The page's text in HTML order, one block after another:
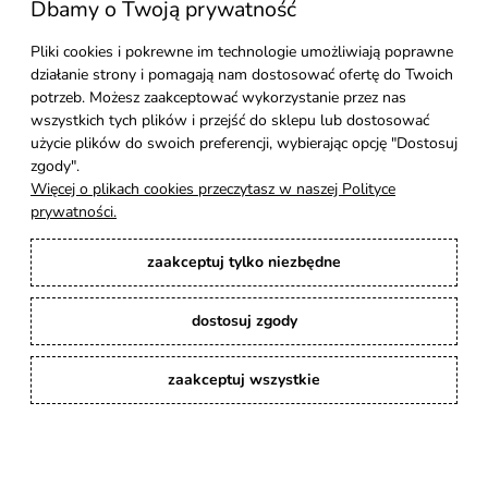
Moje konto
Pomoc
Styl Mebli
Rodzaje drewna
Kontakt
Karina Meble
: Ręcznie robione meble indyjskie, loftowe, industrialne i boho z
litego drewna. | Copyright © 2008–2026
Dbamy o Twoją prywatność
Pliki cookies i pokrewne im technologie umożliwiają poprawne
działanie strony i pomagają nam dostosować ofertę do Twoich
potrzeb. Możesz zaakceptować wykorzystanie przez nas
wszystkich tych plików i przejść do sklepu lub dostosować
użycie plików do swoich preferencji, wybierając opcję "Dostosuj
zgody".
Więcej o plikach cookies przeczytasz w naszej Polityce
prywatności.
zaakceptuj tylko niezbędne
dostosuj zgody
zaakceptuj wszystkie